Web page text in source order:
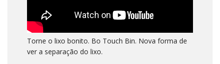
Torne o lixo bonito. Bo Touch Bin. Nova forma de
ver a separação do lixo.